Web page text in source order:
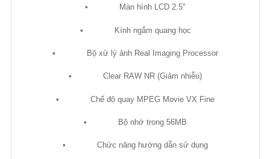
• Màn hình LCD 2.5"
• Kính ngắm quang học
• Bộ xử lý ảnh Real Imaging Processor
• Clear RAW NR (Giảm nhiễu)
• Chế độ quay MPEG Movie VX Fine
• Bộ nhớ trong 56MB
• Chức năng hướng dẫn sử dụng